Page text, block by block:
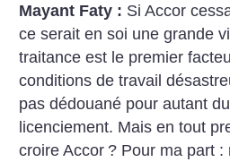
Mayant Faty : Si Accor
ce serait en soi une grande
traitance est le premier
conditions de travail
pas dédouané pour autant
licenciement. Mais en tout
croire Accor ? Pour ma part :